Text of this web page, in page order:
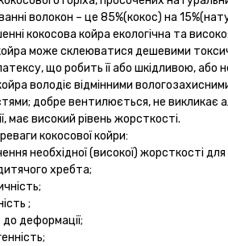
волокон – це 85%(кокос) на
кокосова койра екологічна та
може склеюватися дешевими
що робить її або шкідливою, або
володіє відмінними
добре вентилюється, не викликає
має високий рівень жорсткості.
кокосової койри:
необхідної (високої) жорсткості
хребта;
;
до деформації;